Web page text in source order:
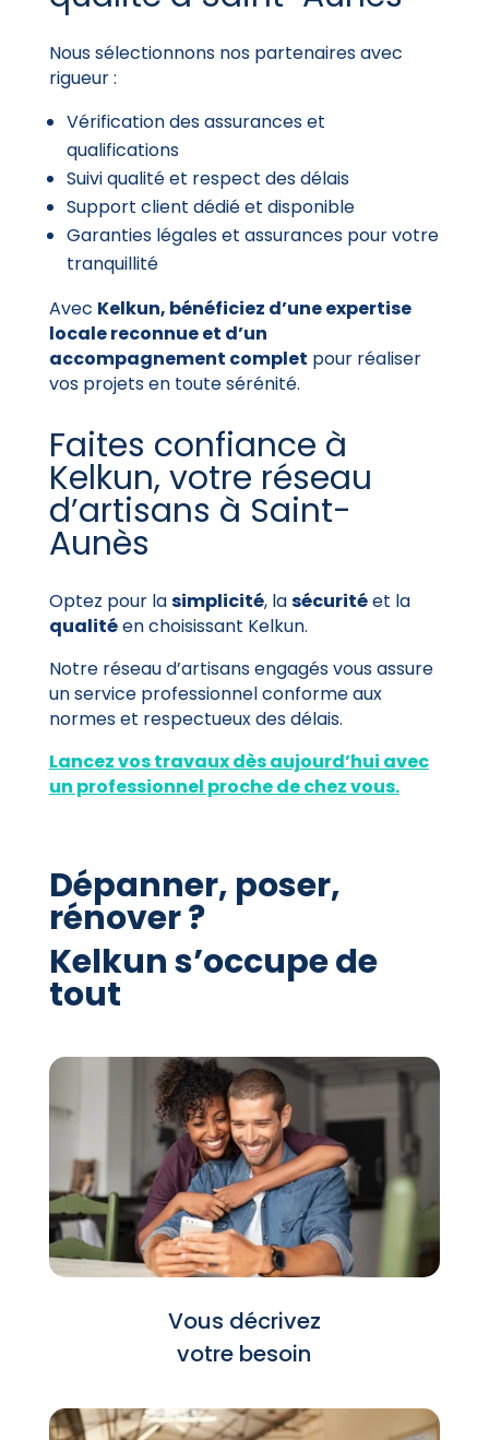
Nous sélectionnons nos partenaires avec
rigueur :
Vérification des assurances et
qualifications
Suivi qualité et respect des délais
Support client dédié et disponible
Garanties légales et assurances pour votre
tranquillité
Avec Kelkun, bénéficiez d’une expertise
locale reconnue et d’un
accompagnement complet pour réaliser
vos projets en toute sérénité.
Faites confiance à
Kelkun, votre réseau
d’artisans à Saint-
Aunès
Optez pour lasimplicité, lasécuritéet la
qualitéen choisissant Kelkun.
Notre réseau d’artisans engagés vous assure
un service professionnel conforme aux
normes et respectueux des délais.
Lancez vos travaux dès aujourd’hui avec
un professionnel proche de chez vous.
Dépanner, poser,
rénover ?
Kelkun s’occupe de
tout
Vous décrivez
votre besoin